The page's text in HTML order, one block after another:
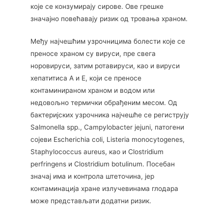
које се конзумирају сирове. Ове грешке
значајно повећавају ризик од тровања храном.
Међу најчешћим узрочницима болести које се
преносе храном су вируси, пре свега
норовируси, затим ротавируси, као и вируси
хепатитиса А и Е, који се преносе
контаминираном храном и водом или
недовољно термички обрађеним месом. Од
бактеријских узрочника најчешће се региструју
Salmonella spp., Campylobacter jejuni, патогени
сојеви Escherichia coli, Listeria monocytogenes,
Staphylococcus aureus, као и Clostridium
perfringens и Clostridium botulinum. Посебан
значај има и контрола штеточина, јер
контаминација хране излучевинама глодара
може представљати додатни ризик.